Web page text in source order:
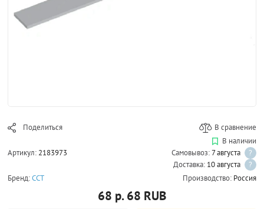
Поделиться В сравнение
Артикул: 2183973
В наличии
Самовывоз:7 августа
?
Доставка: 10 августа
?
Бренд:ССТ Производство: Россия
68 р. 68 RUB